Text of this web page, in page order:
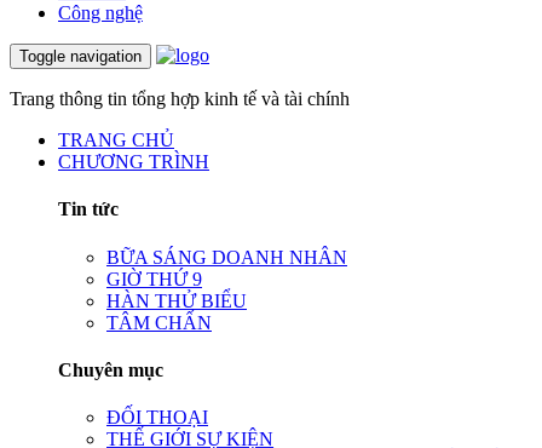
Công nghệ
Toggle navigation
Trang thông tin tổng hợp kinh tế và tài chính
TRANG CHỦ
CHƯƠNG TRÌNH
Tin tức
BỮA SÁNG DOANH NHÂN
GIỜ THỨ 9
HÀN THỬ BIỂU
TÂM CHẤN
Chuyên mục
ĐỐI THOẠI
THẾ GIỚI SỰ KIỆN